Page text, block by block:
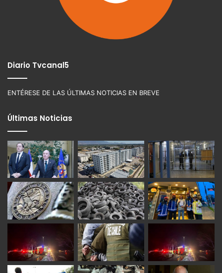
Diario Tvcanal5
ENTÉRESE DE LAS ÚLTIMAS NOTICIAS EN BREVE
Últimas Noticias